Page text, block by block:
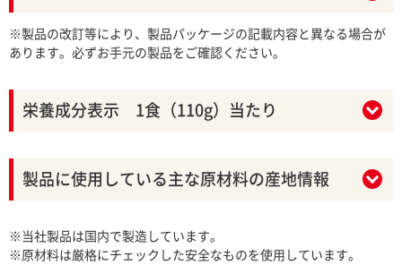
※製品の改訂等により、製品パッケージの記載内容と異なる場合が
あります。必ずお手元の製品をご確認ください。
栄養成分表示 1食（110g）当たり
製品に使用している主な原材料の産地情報
※当社製品は国内で製造しています。
※原材料は厳格にチェックした安全なものを使用しています。